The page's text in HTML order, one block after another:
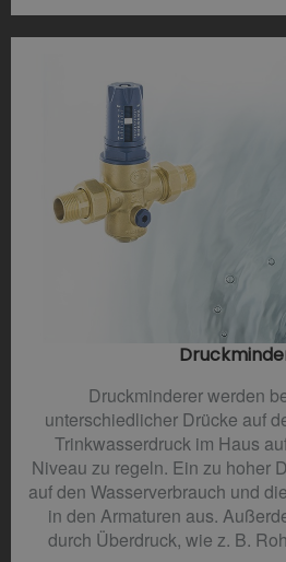
Druckminderer werden
unterschiedlicher Drücke auf
Trinkwasserdruck im Haus
Niveau zu regeln. Ein zu hoher
auf den Wasserverbrauch und
in den Armaturen aus.
durch Überdruck, wie z. B.